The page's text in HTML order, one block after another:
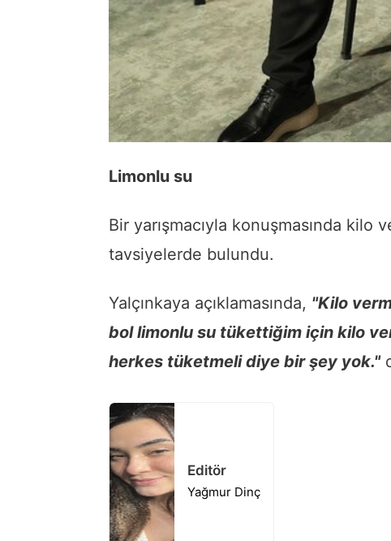
Limonlu su
Bir yarışmacıyla konuşmasında kilo
tavsiyelerde bulundu.
Yalçınkaya açıklamasında, "Kilo
bol limonlu su tükettiğim için kilo
herkes tüketmeli diye bir şey yok."
Editör
Yağmur Dinç